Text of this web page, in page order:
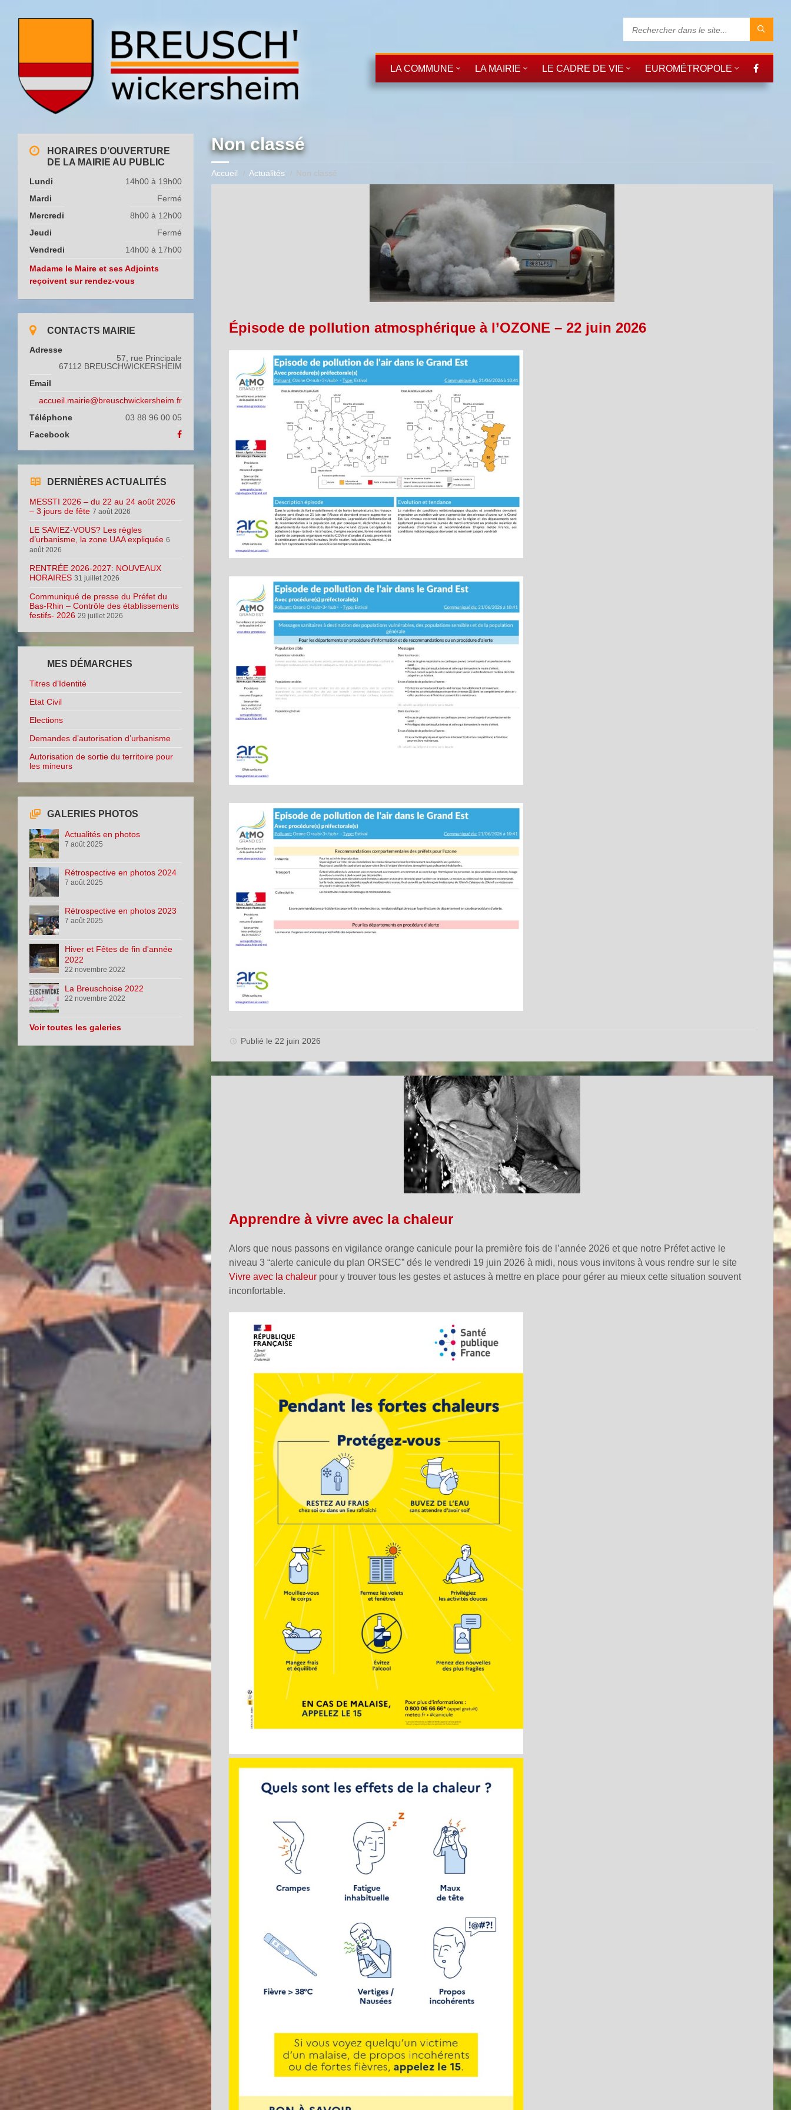
LA COMMUNE LA MAIRIE LE CADRE DE VIE EUROMÉTROPOLE
Non classé
Accueil Actualités Non classé
Épisode de pollution atmosphérique à l’OZONE – 22 juin 2026
Publié le 22 juin 2026
Apprendre à vivre avec la chaleur
Alors que nous passons en vigilance orange canicule pour la première fois de l’année 2026 et que notre Préfet active le
niveau 3 “alerte canicule du plan ORSEC” dés le vendredi 19 juin 2026 à midi, nous vous invitons à vous rendre sur le site
Vivre avec la chaleurpour y trouver tous les gestes et astuces à mettre en place pour gérer au mieux cette situation souvent
inconfortable.
HORAIRES D’OUVERTURE
DE LA MAIRIE AU PUBLIC
Lundi
14h00 à 19h00
Mardi
Fermé
Mercredi
8h00 à 12h00
Jeudi
Fermé
Vendredi
14h00 à 17h00
Madame le Maire et ses Adjoints
reçoivent sur rendez-vous
CONTACTS MAIRIE
Adresse
57, rue Principale
67112 BREUSCHWICKERSHEIM
Email
accueil.mairie@breuschwickersheim.fr
Téléphone
03 88 96 00 05
Facebook
DERNIÈRES ACTUALITÉS
MESSTI 2026 – du 22 au 24 août 2026
– 3 jours de fête 7 août 2026
LE SAVIEZ-VOUS? Les règles
d’urbanisme, la zone UAA expliquée 6
août 2026
RENTRÉE 2026-2027: NOUVEAUX
HORAIRES 31 juillet 2026
Communiqué de presse du Préfet du
Bas-Rhin – Contrôle des établissements
festifs- 2026 29 juillet 2026
MES DÉMARCHES
Titres d’Identité
Etat Civil
Elections
Demandes d’autorisation d’urbanisme
Autorisation de sortie du territoire pour
les mineurs
GALERIES PHOTOS
Actualités en photos
7 août 2025
Rétrospective en photos 2024
7 août 2025
Rétrospective en photos 2023
7 août 2025
Hiver et Fêtes de fin d'année
2022
22 novembre 2022
La Breuschoise 2022
22 novembre 2022
Voir toutes les galeries